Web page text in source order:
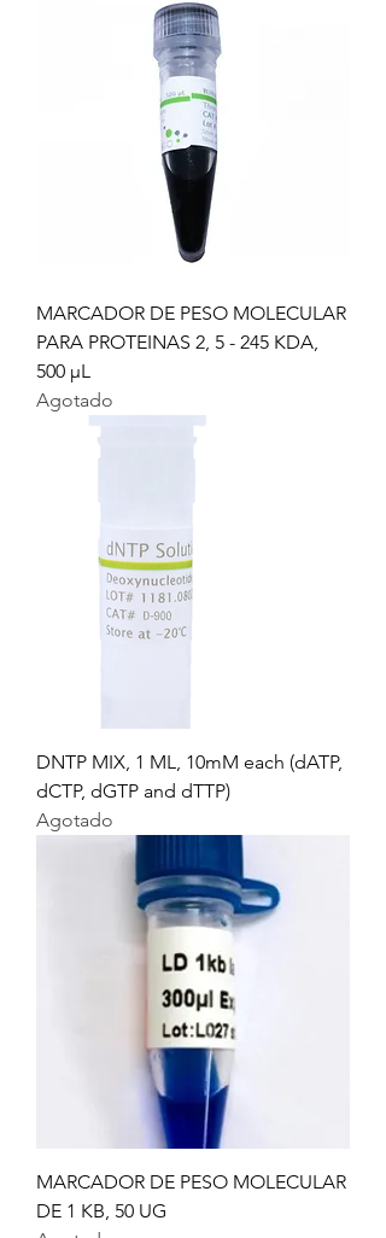
MARCADOR DE PESO MOLECULAR
PARA PROTEINAS 2, 5 - 245 KDA,
500 µL
Agotado
DNTP MIX, 1 ML, 10mM each (dATP,
dCTP, dGTP and dTTP)
Agotado
MARCADOR DE PESO MOLECULAR
DE 1 KB, 50 UG